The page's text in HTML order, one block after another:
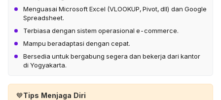
Menguasai Microsoft Excel (VLOOKUP, Pivot, dll) dan Google
Spreadsheet.
Terbiasa dengan sistem operasional e-commerce.
Mampu beradaptasi dengan cepat.
Bersedia untuk bergabung segera dan bekerja dari kantor
di Yogyakarta.
💙Tips Menjaga Diri